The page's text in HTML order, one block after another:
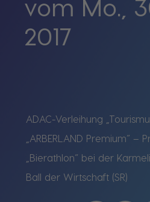
vom Mo.,
2017
ADAC-Verleihung
„ARBERLAND Premium“ –
„Bierathlon“ bei der
Ball der Wirtschaft (SR)